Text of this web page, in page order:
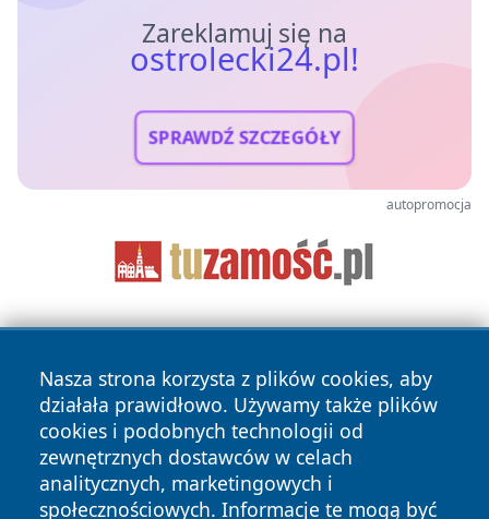
Zareklamuj się na
ostrolecki24.pl!
SPRAWDŹ SZCZEGÓŁY
autopromocja
Nasza strona korzysta z plików cookies, aby
działała prawidłowo. Używamy także plików
cookies i podobnych technologii od
zewnętrznych dostawców w celach
analitycznych, marketingowych i
społecznościowych. Informacje te mogą być
Copyright © 2026 ostrolecki24.pl Wszystkie prawa
zastrzeżone.